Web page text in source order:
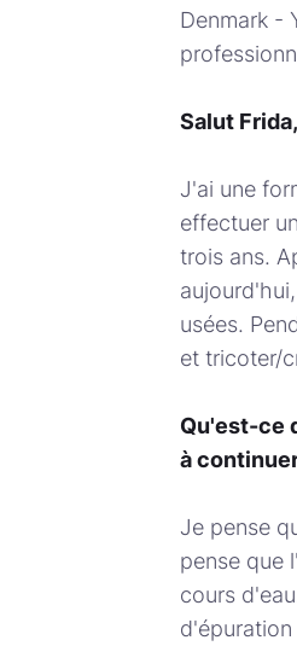
Denmark -
Salut
J'ai une
effectuer
trois ans.
usées.
et tricoter/
Qu'est-ce
à
Je pense
pense que
cours